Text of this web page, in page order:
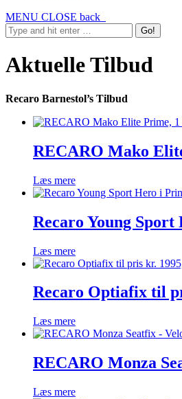
MENU CLOSE back
Aktuelle Tilbud
Recaro Barnestol’s Tilbud
RECARO Mako
Læs mere
Recaro Young
Læs mere
Recaro Optiafix til
Læs mere
RECARO Monza
Læs mere